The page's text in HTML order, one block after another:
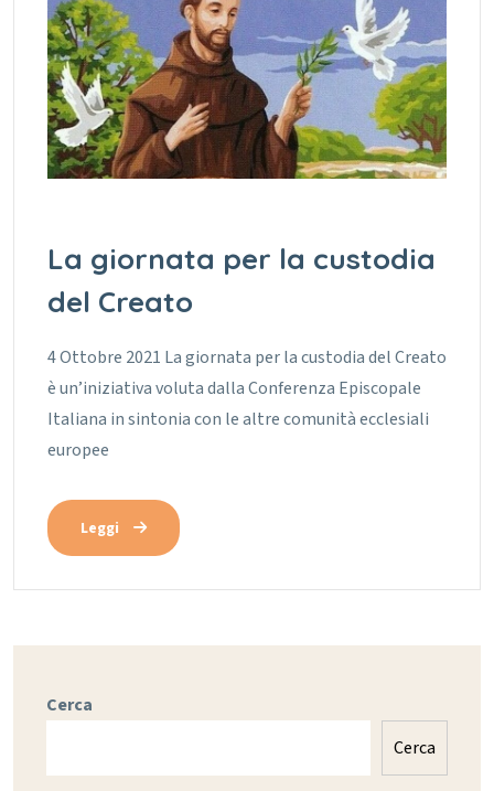
La giornata per la custodia
del Creato
4 Ottobre 2021 La giornata per la custodia del Creato
è un’iniziativa voluta dalla Conferenza Episcopale
Italiana in sintonia con le altre comunità ecclesiali
europee
Leggi
Cerca
Cerca